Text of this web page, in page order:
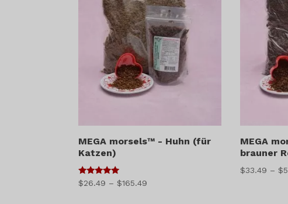
MEGA morsels™ - Huhn (für
Katzen)
5
von 5
$26.49 –$165.49
MEGA
brauner
$33.49 –$